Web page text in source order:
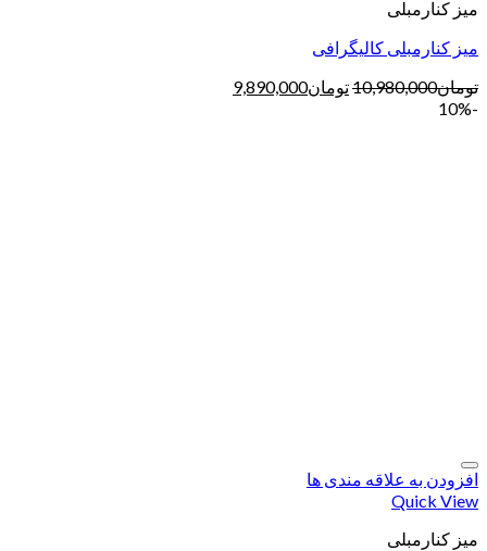
میز کنارمبلی
میز کنارمبلی کالیگرافی
تومان10,980,000تومان9,890,000
-10%
افزودن به علاقه مندی ها
Quick View
میز کنارمبلی